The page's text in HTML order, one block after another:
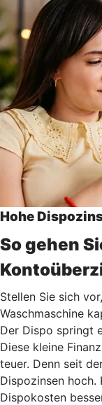
Hohe
So gehen
Stellen Sie sich
Waschmaschine
Der Dispo springt
Diese kleine
teuer. Denn seit
Dispozinsen hoch.
Dispokosten